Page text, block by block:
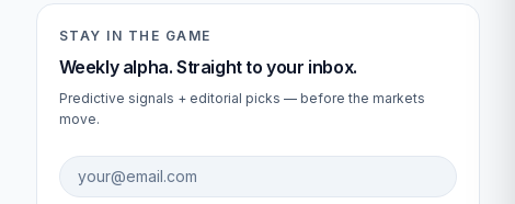
STAY IN THE GAME
Weekly alpha. Straight to your inbox.
Predictive signals + editorial picks — before the markets
move.
Email address